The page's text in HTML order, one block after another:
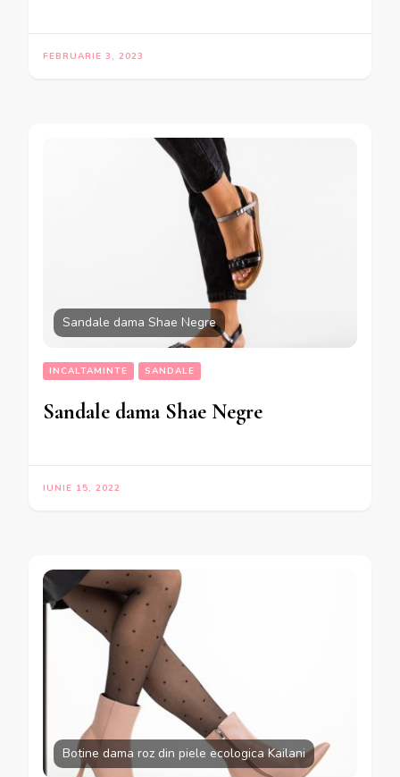
FEBRUARIE 3, 2023
Sandale dama Shae Negre
INCALTAMINTE SANDALE
Sandale dama Shae Negre
IUNIE 15, 2022
Botine dama roz din piele ecologica Kailani